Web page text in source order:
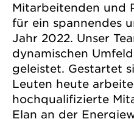
Mitarbeitenden und
für ein spannendes
Jahr 2022. Unser
dynamischen
geleistet. Gestartet
Leuten heute
hochqualifizierte
Elan an der